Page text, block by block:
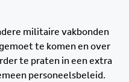
militaire vakbonden
te komen en over
te praten in een extra
personeelsbeleid.